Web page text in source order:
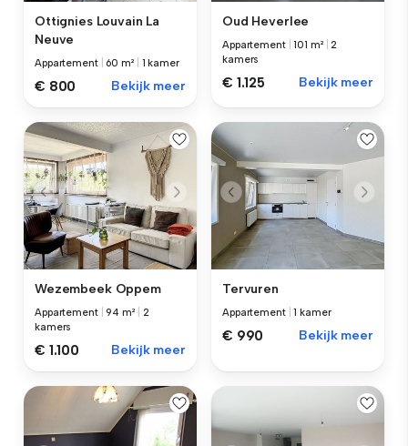
Ottignies Louvain La
Neuve
Appartement 60 m² 1 kamer
€ 800 Bekijk meer
Oud Heverlee
Appartement |101 m² |2
kamers
€ 1.125 Bekijk meer
Wezembeek Oppem
Appartement |94 m²
2
kamers
€ 1.100 Bekijk meer
Tervuren
Appartement |1 kamer
€ 990 Bekijk meer